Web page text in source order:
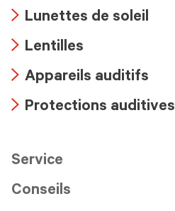
icon
icon
Lunettes de soleil
icon
Lentilles
icon
Appareils auditifs
Protections auditives
Service
Conseils